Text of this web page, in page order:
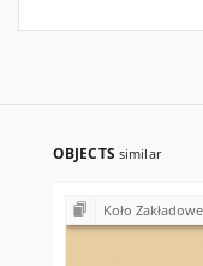
OBJECTS similar
Koło Zakładowe NSZZ "Solidarność" przy Urzędzie Miasta i